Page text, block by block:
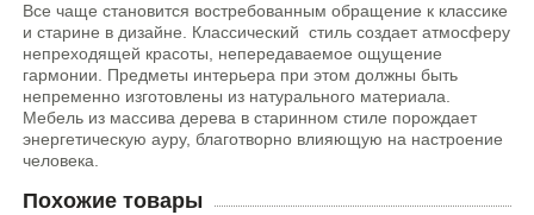
Все чаще становится востребованным обращение к классике
и старине в дизайне. Классический стиль создает атмосферу
непреходящей красоты, непередаваемое ощущение
гармонии. Предметы интерьера при этом должны быть
непременно изготовлены из натурального материала.
Мебель из массива дерева в старинном стиле порождает
энергетическую ауру, благотворно влияющую на настроение
человека.
Похожие товары